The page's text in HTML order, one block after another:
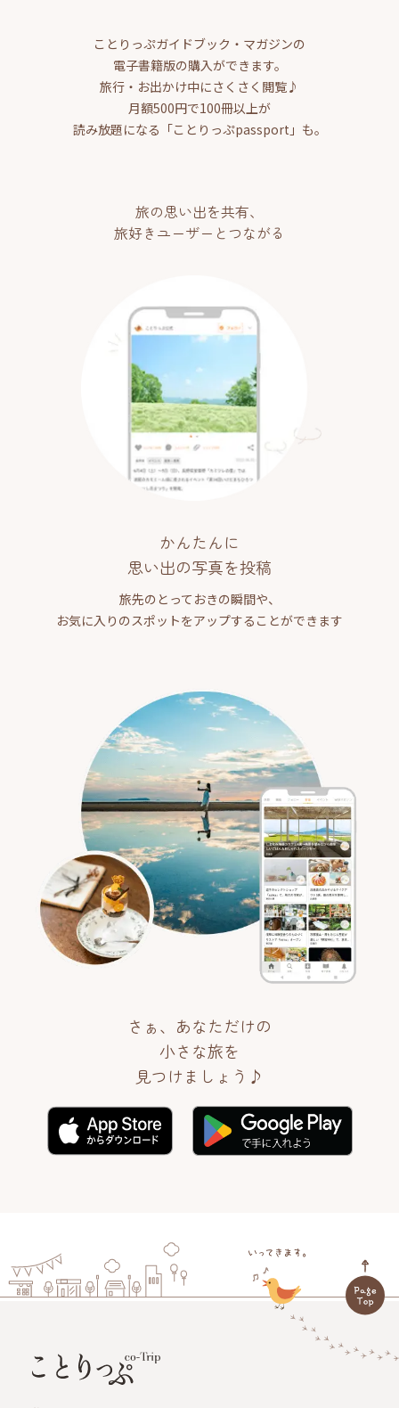
ことりっぷガイドブック・マガジンの
電子書籍版の購入ができます。
旅行・お出かけ中にさくさく閲覧♪
月額500円で100冊以上が
読み放題になる「ことりっぷpassport」も。
旅の思い出を共有、
旅好きユーザーとつながる
かんたんに
思い出の写真を投稿
旅先のとっておきの瞬間や、
お気に入りのスポットをアップすることができます
さぁ、あなただけの
小さな旅を
見つけましょう♪